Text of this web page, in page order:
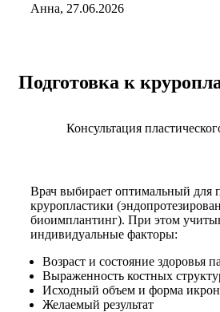
Анна, 27.06.2026
Подготовка к
Консультация
Врач выбирает оптимальный для
круропластики
биоимплантинг). При этом
индивидуальные факторы:
Возраст и состояние здоровья
Выраженность костных
Исходный объем и форма
Желаемый результат